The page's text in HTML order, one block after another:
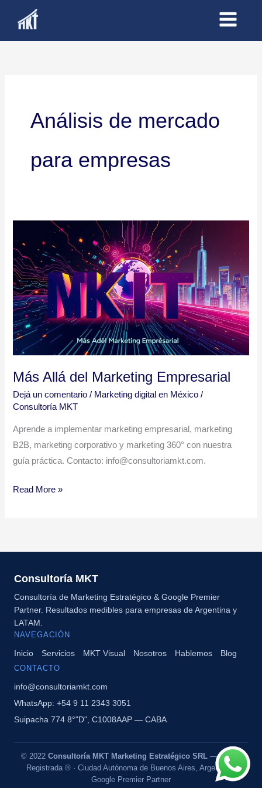
Análisis de mercado
para empresas
Más Allá del Marketing Empresarial
Dejá un comentario / Marketing digital en México /
Consultoría MKT
Aprende a implementar marketing empresarial, marketing
B2B, marketing corporativo y marketing 360° con nuestra
guía práctica. Contacto: info@consultoriamkt.com.
Allá
del
Marketing
Empresarial
Read More »
Consultoría MKT
Consultoría de Marketing Estratégico & Google Premier
Partner. Resultados medibles para empresas de Argentina y
LATAM.
NAVEGACIÓN
Inicio Servicios MKT Visual Nosotros Hablemos Blog
CONTACTO
info@consultoriamkt.com
WhatsApp: +54 9 11 2343 3051
Suipacha 774 8°"D", C1008AAP — CABA
© 2022 Consultoría MKT Marketing Estratégico SRL — Marca
Registrada ® · Ciudad Autónoma de Buenos Aires, Argentina ·
Google Premier Partner